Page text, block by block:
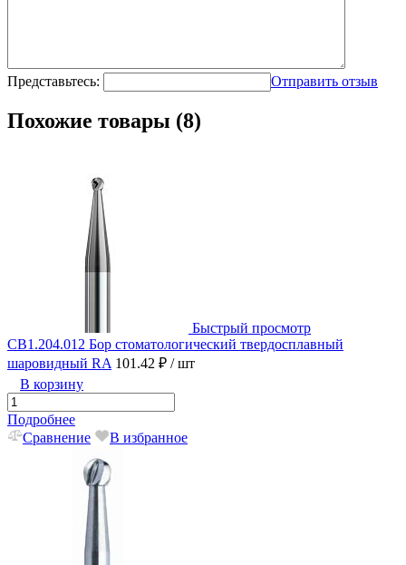
Представьтесь: Отправить отзыв
Похожие товары (8)
Быстрый просмотр
CB1.204.012 Бор стоматологический твердосплавный
шаровидный RA 101.42 ₽ / шт
В корзину
Подробнее
Сравнение
В избранное